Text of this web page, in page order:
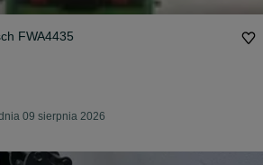
FWA4435
09 sierpnia 2026